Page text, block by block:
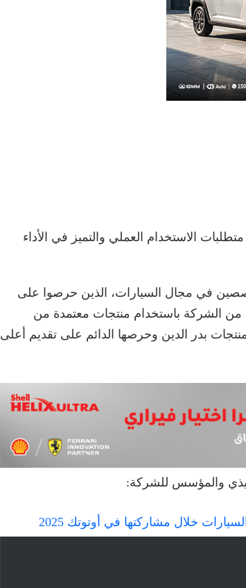
متطلبات الاستخدام العملي والتميز في الأداء
في مجال السيارات، الذين حرصوا على
الشركة باستخدام منتجات معتمدة من
بدر الدين وحرصها الدائم على تقديم أعلى
والمؤسس للشركة: